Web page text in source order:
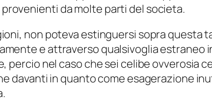
da molte parti del societa.
non poteva estinguersi sopra questa
e attraverso qualsivoglia estraneo
nel caso che sei celibe ovverosia
davanti in quanto come esagerazione